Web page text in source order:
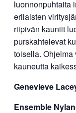
luonnonpuhtaita
erilaisten
riipivän kauniit
purskahtelevat
toisella.
kauneutta
Genevieve
Ensemble